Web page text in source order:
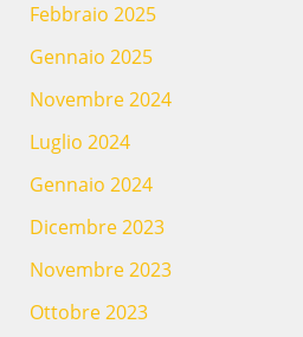
Febbraio 2025
Gennaio 2025
Novembre 2024
Luglio 2024
Gennaio 2024
Dicembre 2023
Novembre 2023
Ottobre 2023